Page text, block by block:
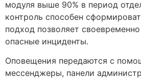
модуля выше 90% в период
контроль способен
подход позволяет
опасные инциденты.
Оповещения передаются с
мессенджеры, панели